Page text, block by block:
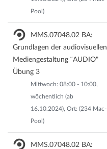
Pool)
MMS.07048.02 BA:
Grundlagen der audiovisuellen
Mediengestaltung “AUDIO"
Übung 3
Mittwoch: 08:00 - 10:00,
wöchentlich (ab
16.10.2024), Ort: (234 Mac-
Pool)
MMS.07048.02 BA: